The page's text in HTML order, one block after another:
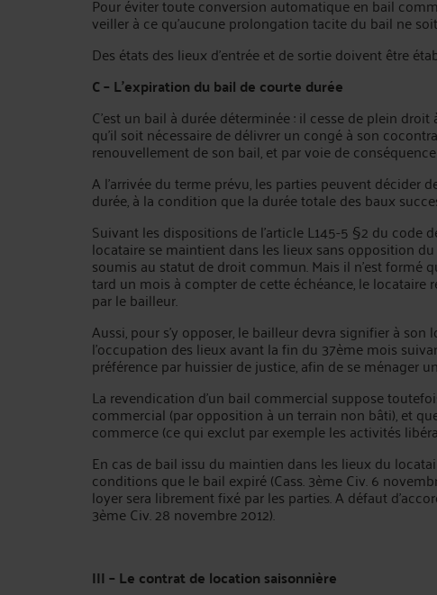
Pour éviter toute conversion automatique en bail
veiller à ce qu’aucune prolongation tacite du bail ne
Des états des lieux d’entrée et de sortie doivent être
C – L’expiration du bail de courte durée
C’est un bail à durée déterminée : il cesse de plein
qu’il soit nécessaire de délivrer un congé à son
renouvellement de son bail, et par voie de
A l’arrivée du terme prévu, les parties peuvent décider
durée, à la condition que la durée totale des baux
Suivant les dispositions de l’article L145-5 §2 du code
locataire se maintient dans les lieux sans opposition
soumis au statut de droit commun. Mais il n’est formé
tard un mois à compter de cette échéance, le locataire
par le bailleur.
Aussi, pour s’y opposer, le bailleur devra signifier à
l’occupation des lieux avant la fin du 37ème mois
préférence par huissier de justice, afin de se ménager
La revendication d’un bail commercial suppose
commercial (par opposition à un terrain non bâti), et
commerce (ce qui exclut par exemple les activités
En cas de bail issu du maintien dans les lieux du
conditions que le bail expiré (Cass. 3ème Civ. 6
loyer sera librement fixé par les parties. A défaut
3ème Civ. 28 novembre 2012).
III – Le contrat de location saisonnière